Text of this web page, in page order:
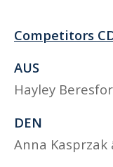
Competitors
AUS
Hayley
DEN
Anna Kasprzak